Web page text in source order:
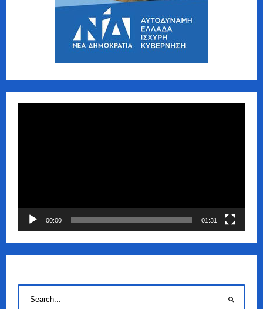
00:00 01:31